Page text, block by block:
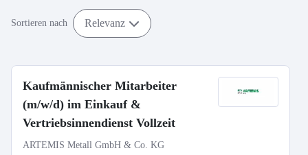
Sortieren nach Relevanz
Kaufmännischer Mitarbeiter
(m/w/d) im Einkauf &
Vertriebsinnendienst Vollzeit
ARTEMIS Metall GmbH & Co. KG